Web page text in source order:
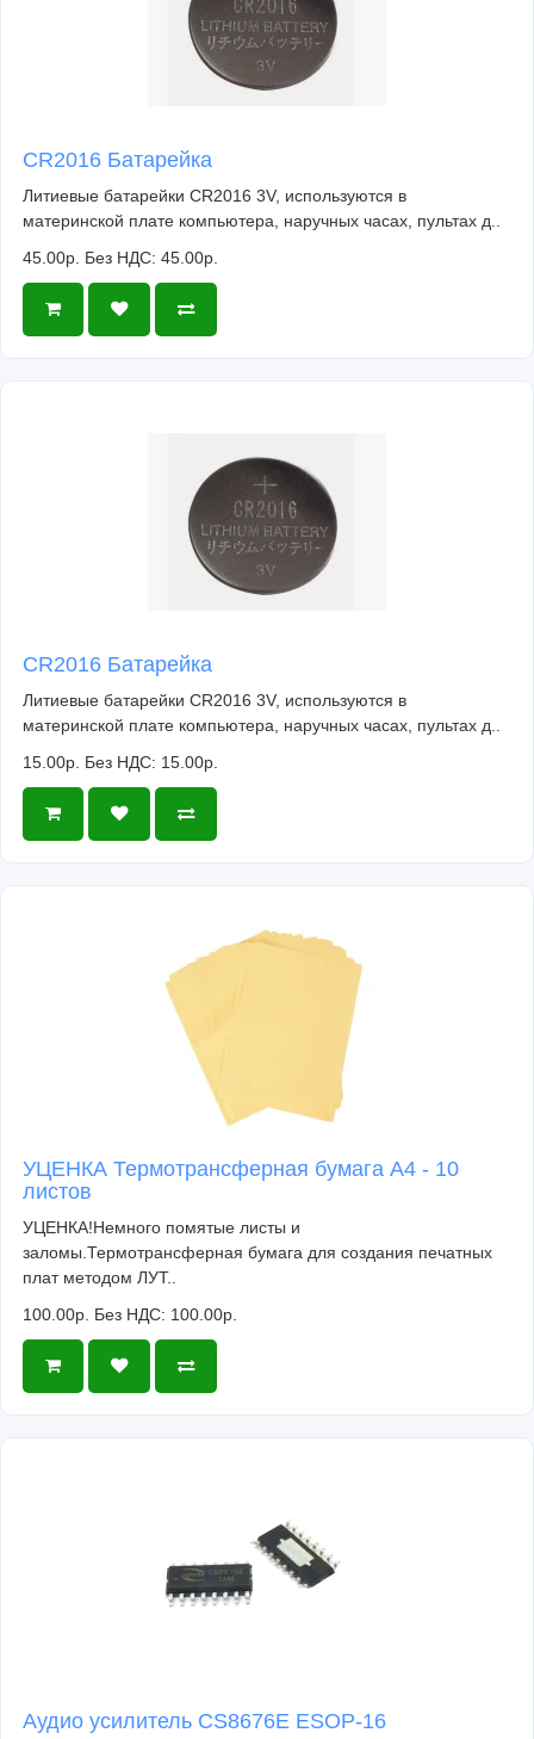
CR2016 Батарейка
Литиевые батарейки CR2016 3V, используются в
материнской плате компьютера, наручных часах, пультах д..
45.00р. Без НДС: 45.00р.
CR2016 Батарейка
Литиевые батарейки CR2016 3V, используются в
материнской плате компьютера, наручных часах, пультах д..
15.00р. Без НДС: 15.00р.
УЦЕНКА Термотрансферная бумага А4 - 10
листов
УЦЕНКА!Немного помятые листы и
заломы.Термотрансферная бумага для создания печатных
плат методом ЛУТ..
100.00р. Без НДС: 100.00р.
Аудио усилитель CS8676E ESOP-16